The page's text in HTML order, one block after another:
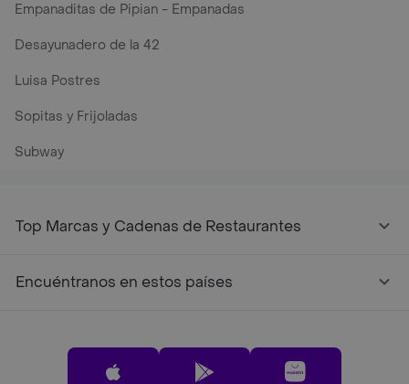
Empanaditas de Pipian - Empanadas
Desayunadero de la 42
Luisa Postres
Sopitas y Frijoladas
Subway
Top Marcas y Cadenas de Restaurantes
Encuéntranos en estos países